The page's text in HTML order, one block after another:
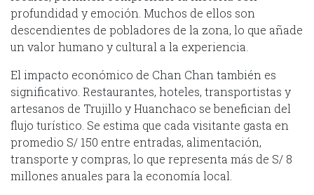
profundidad y emoción. Muchos de ellos son
descendientes de pobladores de la zona, lo que añade
un valor humano y cultural a la experiencia.
El impacto económico de Chan Chan también es
significativo. Restaurantes, hoteles, transportistas y
artesanos de Trujillo y Huanchaco se benefician del
flujo turístico. Se estima que cada visitante gasta en
promedio S/ 150 entre entradas, alimentación,
transporte y compras, lo que representa más de S/ 8
millones anuales para la economía local.